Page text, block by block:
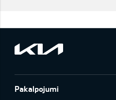
Pakalpojumi